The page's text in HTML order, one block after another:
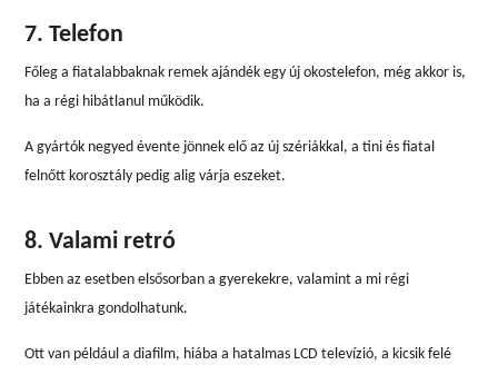
7. Telefon
Főleg a fiatalabbaknak remek ajándék egy új okostelefon, még akkor is,
ha a régi hibátlanul működik.
A gyártók negyed évente jönnek elő az új szériákkal, a tini és fiatal
felnőtt korosztály pedig alig várja eszeket.
8. Valami retró
Ebben az esetben elsősorban a gyerekekre, valamint a mi régi
játékainkra gondolhatunk.
Ott van például a diafilm, hiába a hatalmas LCD televízió, a kicsik felé